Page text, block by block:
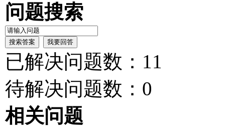
问题搜索
已解决问题数：11
待解决问题数：0
相关问题